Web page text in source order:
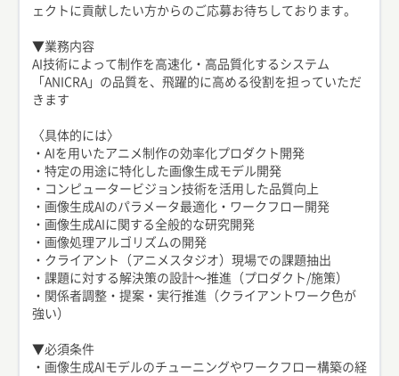
ェクトに貢献したい方からのご応募お待ちしております。
▼業務内容
AI技術によって制作を高速化・高品質化するシステム
「ANICRA」の品質を、飛躍的に高める役割を担っていただ
きます
〈具体的には〉
・AIを用いたアニメ制作の効率化プロダクト開発
・特定の用途に特化した画像生成モデル開発
・コンピュータービジョン技術を活用した品質向上
・画像生成AIのパラメータ最適化・ワークフロー開発
・画像生成AIに関する全般的な研究開発
・画像処理アルゴリズムの開発
・クライアント（アニメスタジオ）現場での課題抽出
・課題に対する解決策の設計〜推進（プロダクト/施策）
・関係者調整・提案・実行推進（クライアントワーク色が
強い）
▼必須条件
・画像生成AIモデルのチューニングやワークフロー構築の経